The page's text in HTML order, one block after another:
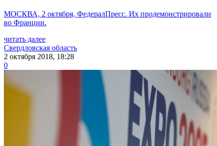
МОСКВА, 2 октября, ФедералПресс. Их продемонстрировали
во Франции.
читать далее
Свердловская область
2 октября 2018, 18:28
0